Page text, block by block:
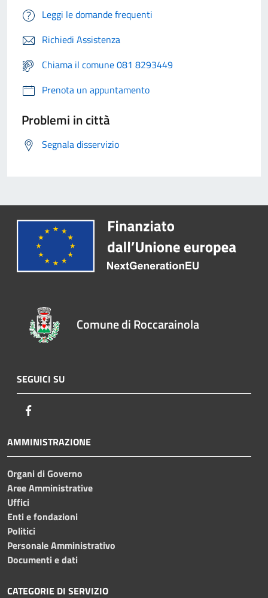
Leggi le domande frequenti
Richiedi Assistenza
Chiama il comune 081 8293449
Prenota un appuntamento
Problemi in città
Segnala disservizio
Comune di Roccarainola
SEGUICI SU
AMMINISTRAZIONE
Organi di Governo
Aree Amministrative
Uffici
Enti e fondazioni
Politici
Personale Amministrativo
Documenti e dati
CATEGORIE DI SERVIZIO